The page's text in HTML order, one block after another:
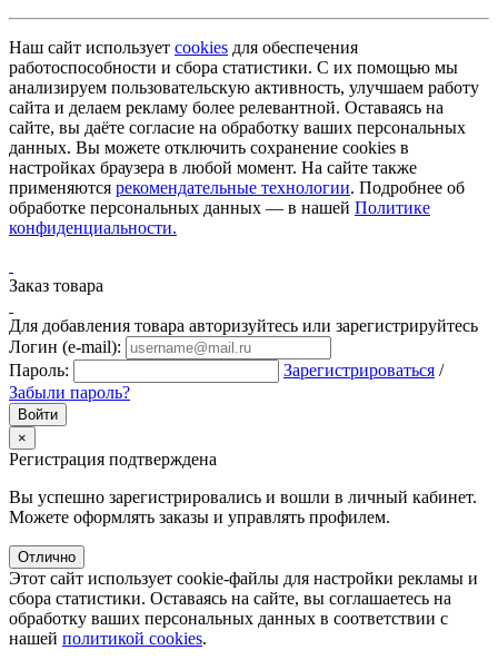
Наш сайт использует cookies для обеспечения
работоспособности и сбора статистики. С их помощью мы
анализируем пользовательскую активность, улучшаем работу
сайта и делаем рекламу более релевантной. Оставаясь на
сайте, вы даёте согласие на обработку ваших персональных
данных. Вы можете отключить сохранение cookies в
настройках браузера в любой момент. На сайте также
применяются рекомендательные технологии. Подробнее об
обработке персональных данных — в нашей Политике
конфиденциальности.
Заказ товара
Для добавления товара авторизуйтесь или зарегистрируйтесь
Логин (e-mail):
Пароль:
Зарегистрироваться /
Забыли пароль?
×
Регистрация подтверждена
Вы успешно зарегистрировались и вошли в личный кабинет.
Можете оформлять заказы и управлять профилем.
Отлично
Этот сайт использует cookie-файлы для настройки рекламы и
сбора статистики. Оставаясь на сайте, вы соглашаетесь на
обработку ваших персональных данных в соответствии с
нашей политикой cookies.